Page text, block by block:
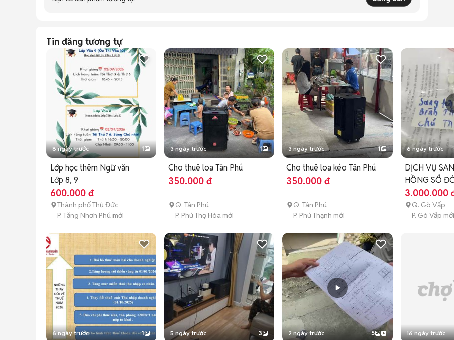
Tin đăng tương tự
8 ngày trước 1
Lớp học thêm Ngữ văn
Lớp 8, 9
600.000 đ
Thành phố Thủ Đức
P. Tăng Nhơn Phú mới
3 ngày trước 1
Cho thuê loa Tân Phú
350.000 đ
Q. Tân Phú
P. Phú Thọ Hòa mới
3 ngày trước 1
Cho thuê loa kéo Tân Phú
350.000 đ
Q. Tân Phú
P. Phú Thạnh mới
6 ngày trước
DỊCH VỤ
HỒNG SỔ
TPHCM
3.000.000
Q. Gò Vấp
P. Gò Vấp mới
6 ngày trước 1 5 ngày trước 3 2 ngày trước 5 16 ngày trước